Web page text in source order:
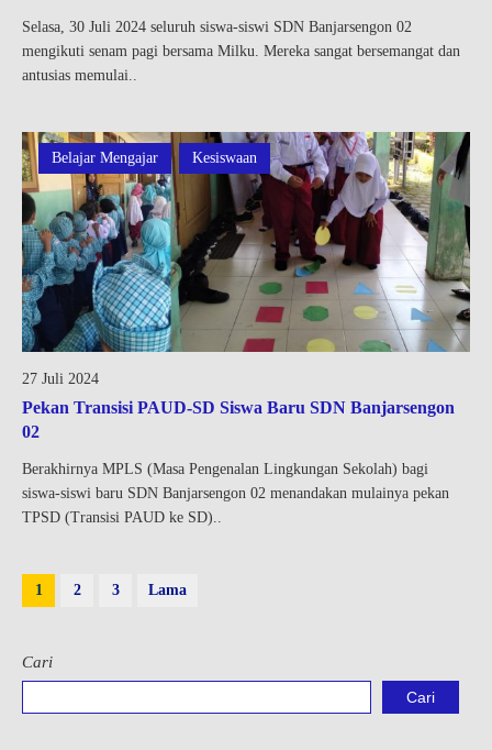
Selasa, 30 Juli 2024 seluruh siswa-siswi SDN Banjarsengon 02
mengikuti senam pagi bersama Milku. Mereka sangat bersemangat dan
antusias memulai..
Belajar Mengajar Kesiswaan
27 Juli 2024
Pekan Transisi PAUD-SD Siswa Baru SDN Banjarsengon
02
Berakhirnya MPLS (Masa Pengenalan Lingkungan Sekolah) bagi
siswa-siswi baru SDN Banjarsengon 02 menandakan mulainya pekan
TPSD (Transisi PAUD ke SD)..
1 2 3 Lama
Cari
Cari